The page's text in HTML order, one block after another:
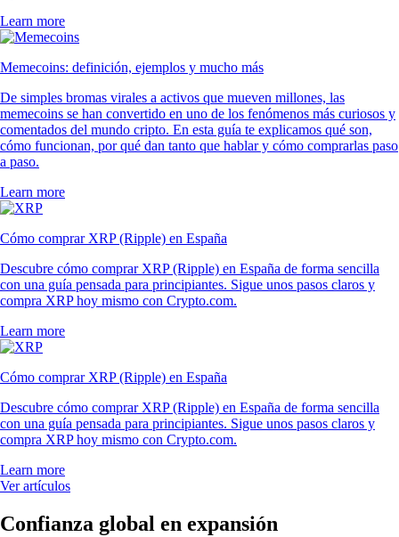
Learn more
Memecoins: definición, ejemplos y mucho más
De simples bromas virales a activos que mueven millones, las
memecoins se han convertido en uno de los fenómenos más curiosos y
comentados del mundo cripto. En esta guía te explicamos qué son,
cómo funcionan, por qué dan tanto que hablar y cómo comprarlas paso
a paso.
Learn more
Cómo comprar XRP (Ripple) en España
Descubre cómo comprar XRP (Ripple) en España de forma sencilla
con una guía pensada para principiantes. Sigue unos pasos claros y
compra XRP hoy mismo con Crypto.com.
Learn more
Cómo comprar XRP (Ripple) en España
Descubre cómo comprar XRP (Ripple) en España de forma sencilla
con una guía pensada para principiantes. Sigue unos pasos claros y
compra XRP hoy mismo con Crypto.com.
Learn more
Ver artículos
Confianza global en expansión